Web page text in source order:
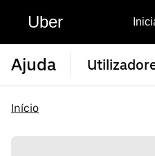
Uber
Ajuda
Início